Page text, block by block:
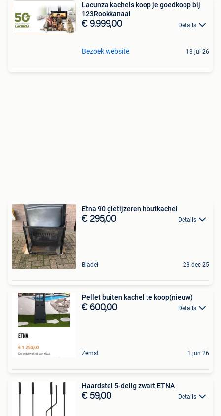
Lacunza kachels koop je goedkoop bij
123Rookkanaal
€ 9.999,00 Details
Bezoek website 13 jul 26
Etna 90 gietijzeren houtkachel
€ 295,00 Details
Bladel 23 dec 25
Pellet buiten kachel te koop(nieuw)
€ 600,00 Details
Zemst 1 jun 26
Haardstel 5-delig zwart ETNA
€ 59,00 Details